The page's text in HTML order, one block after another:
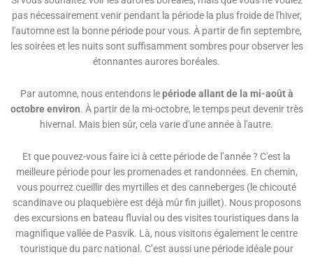
pas nécessairement venir pendant la période la plus froide de l'hiver,
l'automne est la bonne période pour vous. À partir de fin septembre,
les soirées et les nuits sont suffisamment sombres pour observer les
étonnantes aurores boréales.
Par automne, nous entendons lepériode allant de la mi-août à
octobre environ. À partir de la mi-octobre, le temps peut devenir très
hivernal. Mais bien sûr, cela varie d'une année à l'autre.
Et que pouvez-vous faire ici à cette période de l’année ? C'est la
meilleure période pour les promenades et randonnées. En chemin,
vous pourrez cueillir des myrtilles et des canneberges (le chicouté
scandinave ou plaquebière est déjà mûr fin juillet). Nous proposons
des excursions en bateau fluvial ou des visites touristiques dans la
magnifique vallée de Pasvik. Là, nous visitons également le centre
touristique du parc national. C’est aussi une période idéale pour